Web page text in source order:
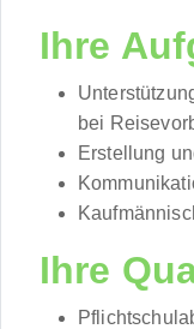
Ihre
bei
Erstellung
Ihre